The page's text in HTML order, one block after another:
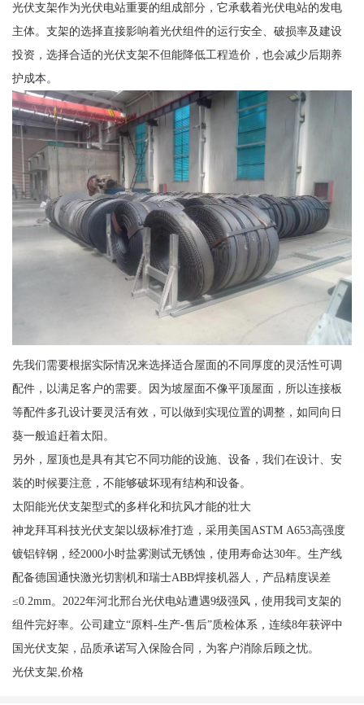
光伏支架作为光伏电站重要的组成部分，它承载着光伏电站的发电
主体。支架的选择直接影响着光伏组件的运行安全、破损率及建设
投资，选择合适的光伏支架不但能降低工程造价，也会减少后期养
护成本。
先我们需要根据实际情况来选择适合屋面的不同厚度的灵活性可调
配件，以满足客户的需要。因为坡屋面不像平顶屋面，所以连接板
等配件多孔设计要灵活有效，可以做到实现位置的调整，如同向日
葵一般追赶着太阳。
另外，屋顶也是具有其它不同功能的设施、设备，我们在设计、安
装的时候要注意，不能够破坏现有结构和设备。
太阳能光伏支架型式的多样化和抗风才能的壮大
神龙拜耳科技光伏支架以级标准打造，采用美国ASTM A653高强度
镀铝锌钢，经2000小时盐雾测试无锈蚀，使用寿命达30年。生产线
配备德国通快激光切割机和瑞士ABB焊接机器人，产品精度误差
≤0.2mm。2022年河北邢台光伏电站遭遇9级强风，使用我司支架的
组件完好率。公司建立“原料-生产-售后”质检体系，连续8年获评中
国光伏支架，品质承诺写入保险合同，为客户消除后顾之忧。
光伏支架,价格